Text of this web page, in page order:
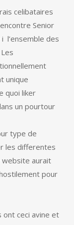
celibataires
Senior
l’ensemble des
unique
quoi liker
un pourtour
type de
les differentes
website aurait
pour
ont ceci avine et